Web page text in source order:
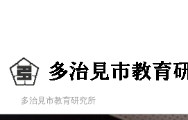
多治見市教育研究所
多治見市教育研究所